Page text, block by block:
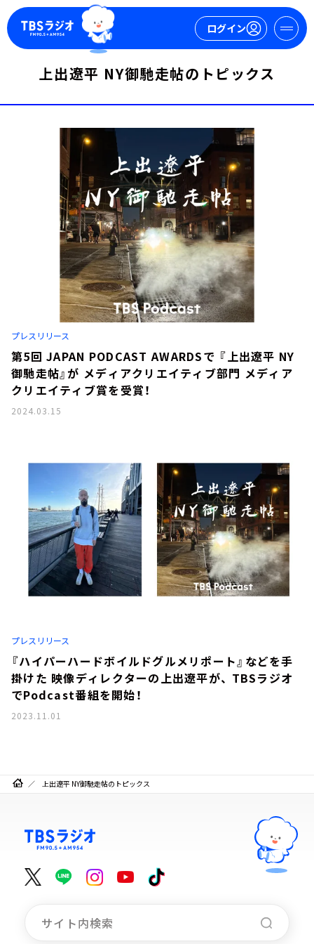
ログイン
今日の番組表
週間番組表
トピックス
TBS Podcast
お知らせ
イベント・グッズ
YouTube
会社情報
上出遼平 NY御馳走帖のトピックス
プレスリリース
第5回 JAPAN PODCAST AWARDSで 『上出遼平 NY
御馳走帖』が メディアクリエイティブ部門 メディア
クリエイティブ賞を受賞！
2024.03.15
プレスリリース
『ハイパーハードボイルドグルメリポート』などを手
掛けた 映像ディレクターの上出遼平が、 TBSラジオ
でPodcast番組を開始！
2023.11.01
上出遼平 NY御馳走帖のトピックス